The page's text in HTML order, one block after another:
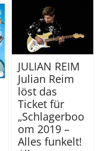
JULIAN REIM
Julian Reim
löst das
Ticket für
„Schlagerboo
om 2019 –
Alles funkelt!